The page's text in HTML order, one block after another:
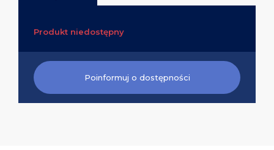
Produkt niedostępny
Poinformuj o dostępności